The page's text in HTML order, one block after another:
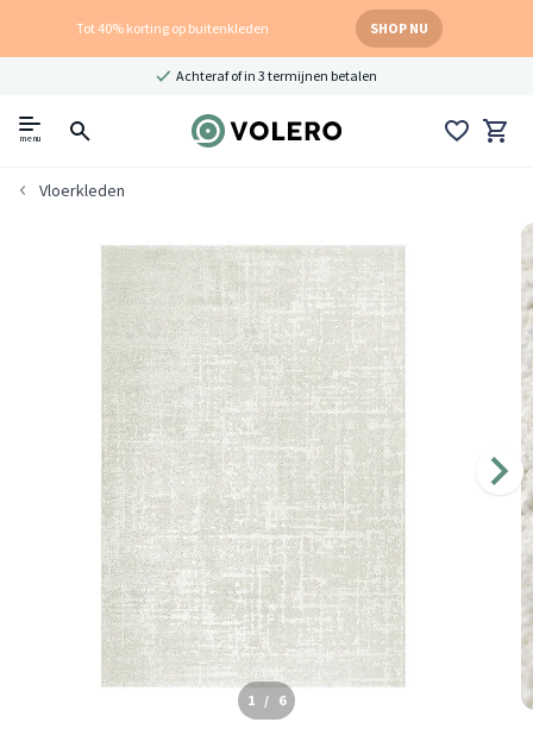
Tot 40% korting op buitenkleden SHOP NU
Achteraf of in 3 termijnen betalen
menu
Vloerkleden
1 / 6